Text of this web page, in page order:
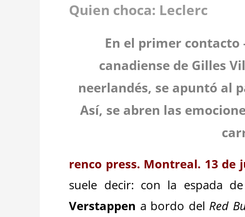
Quien choca: Leclerc
En el primer contacto
canadiense de Gilles
neerlandés, se apuntó al
Así, se abren las
renco press. Montreal. 13 de
suele decir: con la espada de
Verstappen a bordo del Red